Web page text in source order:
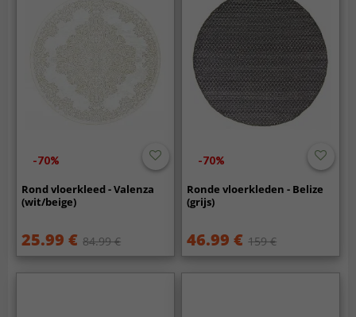
-70%
Rond vloerkleed - Valenza
(wit/beige)
25.99 € 84.99 €
-70%
Ronde vloerkleden - Belize
(grijs)
46.99 € 159 €